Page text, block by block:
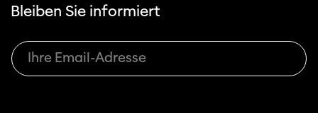
Bleiben Sie informiert